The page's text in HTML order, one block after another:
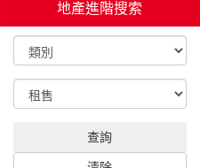
地產進階搜索
查詢
色說明:臨路6米，近61快速
亮.雙面臨路角地。